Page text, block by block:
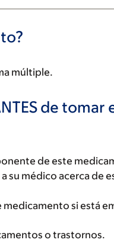
múltiple.
de tomar
de este
su médico acerca de
si está
o trastornos.